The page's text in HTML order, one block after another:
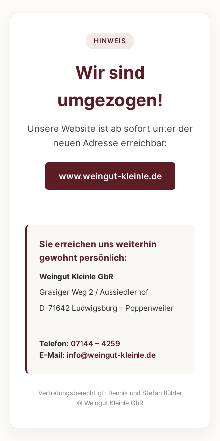
HINWEIS
Wir sind
umgezogen!
Unsere Website ist ab sofort unter der
neuen Adresse erreichbar:
www.weingut-kleinle.de
Sie erreichen uns weiterhin
gewohnt persönlich:
Weingut Kleinle GbR
Grasiger Weg 2 / Aussiedlerhof
D-71642 Ludwigsburg – Poppenweiler
Telefon: 07144 – 4259
E-Mail: info@weingut-kleinle.de
Vertretungsberechtigt: Dennis und Stefan Bühler
© Weingut Kleinle GbR